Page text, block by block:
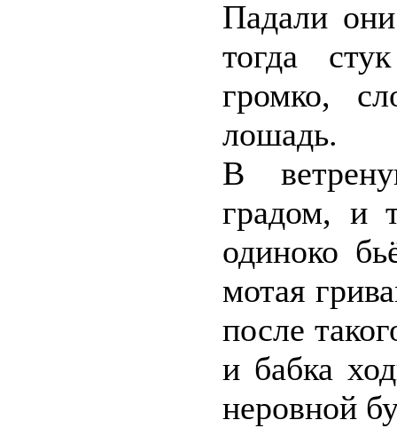
Падали
тогда
громко,
лошадь.
В
градом, и
одиноко
мотая
после
и бабка
неровной